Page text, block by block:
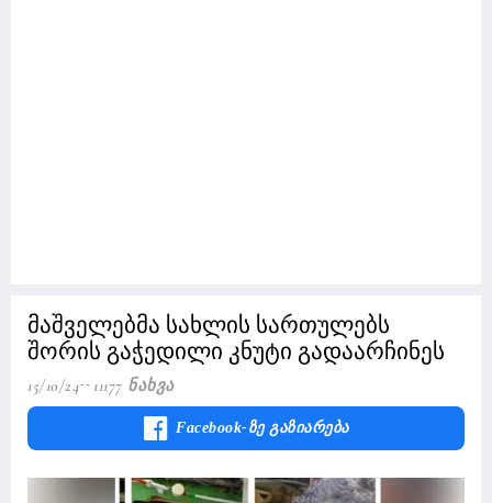
მაშველებმა სახლის სართულებს
შორის გაჭედილი კნუტი გადაარჩინეს
15/10/24 11177 Ნახვა
Facebook-Ზე Გაზიარება